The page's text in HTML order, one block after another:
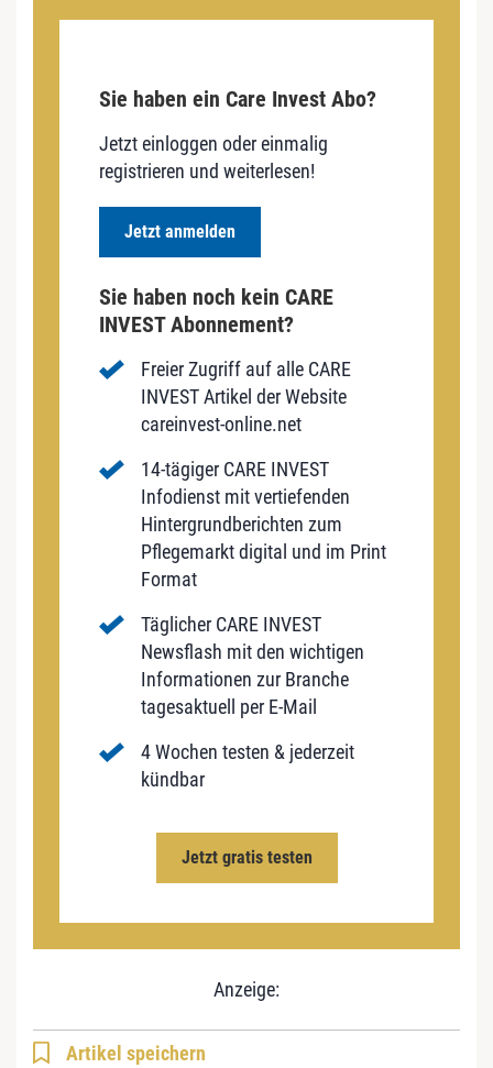
Sie haben ein Care Invest Abo?
Jetzt einloggen oder einmalig
registrieren und weiterlesen!
Jetzt anmelden
Sie haben noch kein CARE
INVEST Abonnement?
Freier Zugriff auf alle CARE
INVEST Artikel der Website
careinvest-online.net
14-tägiger CARE INVEST
Infodienst mit vertiefenden
Hintergrundberichten zum
Pflegemarkt digital und im Print
Format
Täglicher CARE INVEST
Newsflash mit den wichtigen
Informationen zur Branche
tagesaktuell per E-Mail
4 Wochen testen & jederzeit
kündbar
Jetzt gratis testen
Anzeige:
Artikel speichern